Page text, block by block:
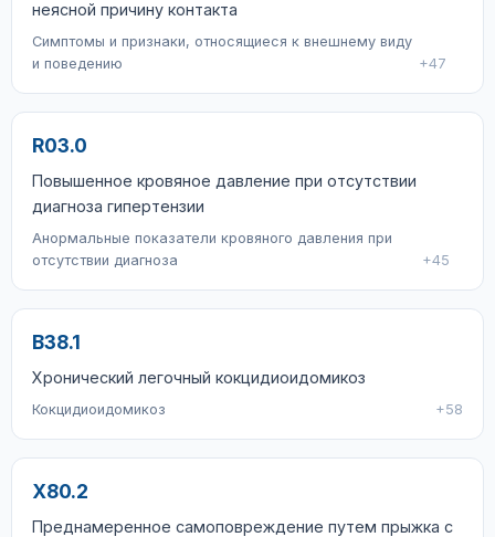
неясной причину контакта
Симптомы и признаки, относящиеся к внешнему виду
и поведению
+47
R03.0
Повышенное кровяное давление при отсутствии
диагноза гипертензии
Анормальные показатели кровяного давления при
отсутствии диагноза
+45
B38.1
Хронический легочный кокцидиоидомикоз
Кокцидиоидомикоз +58
X80.2
Преднамеренное самоповреждение путем прыжка с